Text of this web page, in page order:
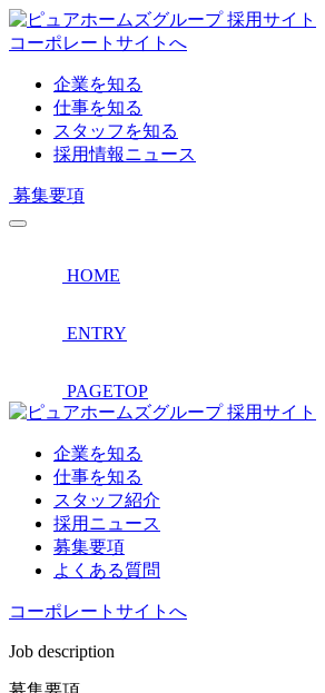
採用サイト
コーポレートサイトへ
企業を知る
仕事を知る
スタッフを知る
採用情報ニュース
募集要項
HOME
ENTRY
PAGETOP
採用サイト
企業を知る
仕事を知る
スタッフ紹介
採用ニュース
募集要項
よくある質問
コーポレートサイトへ
Job description